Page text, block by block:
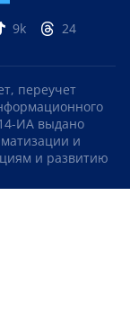
9k 24
переучет
ИА выдано
и
и развитию